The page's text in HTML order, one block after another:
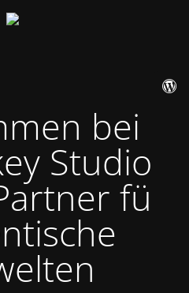
bei
Studio –
für